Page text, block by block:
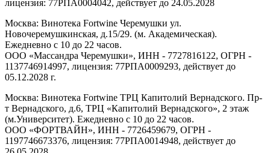
лицензия: 77РПА0004042, действует до 24.05.2028
Москва: Винотека Fortwine Черемушки ул.
Новочеремушкинская, д.15/29. (м. Академическая).
Ежедневно с 10 до 22 часов.
ООО «Массандра Черемушки», ИНН - 7727816122, ОГРН -
1137746914997, лицензия: 77РПА0009293, действует до
05.12.2028 г.
Москва: Винотека Fortwine ТРЦ Капитолий Вернадского. Пр-
т Вернадского, д.6, ТРЦ «Капитолий Вернадского», 2 этаж
(м.Университет). Ежедневно с 10 до 22 часов.
ООО «ФОРТВАЙН», ИНН - 7726459679, ОГРН -
1197746673376, лицензия: 77РПА0014948, действует до